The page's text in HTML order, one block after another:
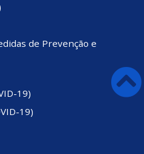
de Prevenção e
19)
19)